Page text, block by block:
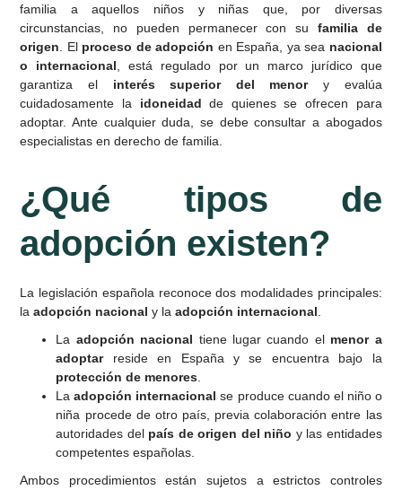
familia a aquellos niños y niñas que, por diversas
circunstancias, no pueden permanecer con su familia de
origen . El proceso de adopción en España, ya sea nacional
o internacional , está regulado por un marco jurídico que
garantiza el interés superior del menory evalúa
cuidadosamente la idoneidad de quienes se ofrecen para
adoptar. Ante cualquier duda, se debe consultar a abogados
especialistas en derecho de familia
¿Qué tipos de
adopción existen?
La legislación española reconoce dos modalidades principales:
laadopción nacional y laadopción internacional
La adopción nacional tiene lugar cuando el menor a
adoptarreside en España y se encuentra bajo la
protección de menores
Laadopción internacional se produce cuando el niño o
niña procede de otro país, previa colaboración entre las
autoridades del país de origen del niño y las entidades
competentes españolas.
Ambos procedimientos están sujetos a estrictos controles